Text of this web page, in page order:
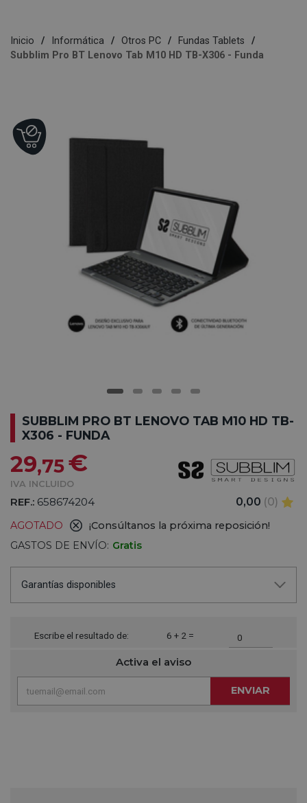
Inicio Informática Otros PC
Fundas Tablets
Subblim Pro BT Lenovo Tab M10 HD TB-X306 - Funda
SUBBLIM PRO BT LENOVO TAB M10 HD TB-
X306 - FUNDA
29,75€
IVA INCLUIDO
REF.: 658674204 0,00 (0)
AGOTADO
¡Consúltanos la próxima reposición!
GASTOS DE ENVÍO: Gratis
Garantías disponibles
Escribe el resultado de: 6 + 2 =
Activa el aviso
ENVIAR